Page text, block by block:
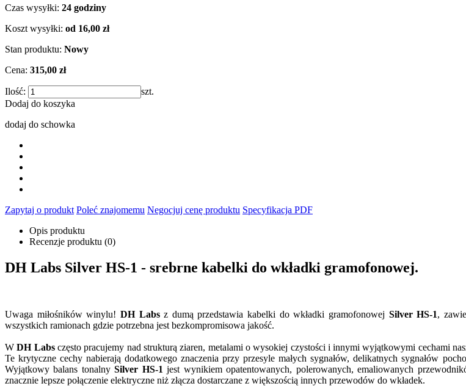
Czas wysyłki: 24 godziny
Koszt wysyłki: od 16,00 zł
Stan produktu: Nowy
Cena: 315,00 zł
Ilość:
szt.
Dodaj do koszyka
dodaj do schowka
Zapytaj o produkt Poleć znajomemu Negocjuj cenę produktu Specyfikacja PDF
Opis produktu
Recenzje produktu (0)
DH Labs Silver HS-1 - srebrne kabelki do wkładki gramofonowej.
Uwaga miłośników winylu! DH Labsz dumą przedstawia kabelki do wkładki gramofonowej Silver HS-1,
wszystkich ramionach gdzie potrzebna jest bezkompromisowa jakość.
WDH Labsczęsto pracujemy nad strukturą ziaren, metalami o wysokiej czystości i innymi wyjątkowymi cechami
Te krytyczne cechy nabierają dodatkowego znaczenia przy przesyle małych sygnałów, delikatnych sygnałów
Wyjątkowy balans tonalnySilver HS-1 jest wynikiem opatentowanych, polerowanych, emaliowanych
znacznie lepsze połączenie elektryczne niż złącza dostarczane z większością innych przewodów do wkładek.